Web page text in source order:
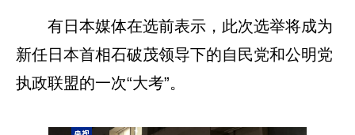
有日本媒体在选前表示，此次选举将成为
新任日本首相石破茂领导下的自民党和公明党
执政联盟的一次“大考”。